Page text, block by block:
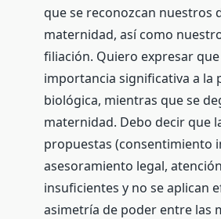
que se reconozcan nuestros
maternidad, así como
filiación. Quiero expresar
importancia significativa a la
biológica, mientras que se
maternidad. Debo decir que
propuestas (consentimiento
asesoramiento legal,
insuficientes y no se aplican
asimetría de poder entre las